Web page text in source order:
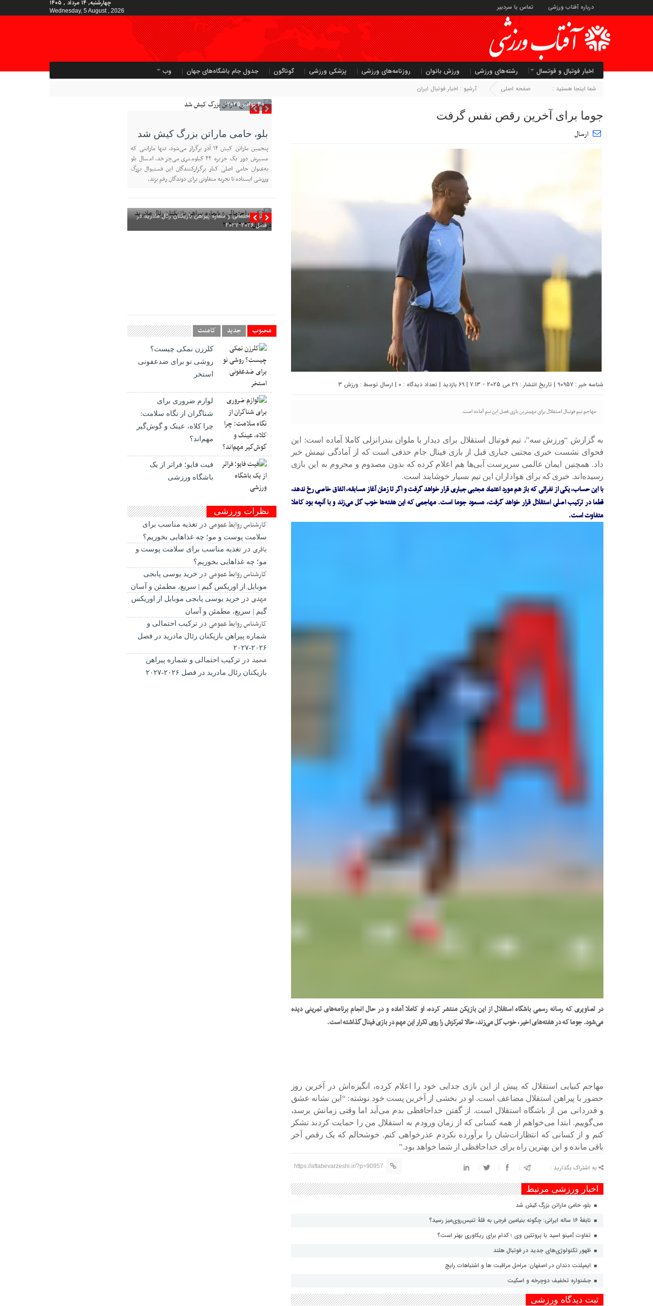
درباره آفتاب ورزشی تماس با سردبیر چهارشنبه, ۱۴ مرداد , ۱۴۰۵
Wednesday, 5 August , 2026
اخبار فوتبال و فوتسال رشته‌های ورزشی ورزش بانوان روزنامه‌های ورزشی پزشکی ورزشی گوناگون جدول جام باشگاه‌های جهان وب
شما اینجا هستید : صفحه اصلی آرشیو : اخبار فوتبال ایران
جوما برای آخرین رقص نفس گرفت
ارسال
شناسه خبر : 90957 | تاریخ انتشار : 29 می 2025 - 7:13 | 69 بازدید | تعداد دیدگاه : 0 | ارسال توسط : ورزش 3
مهاجم تیم فوتبال استقلال برای مهمترین بازی فصل این تیم آماده است.
به گزارش “ورزش سه”، تیم فوتبال استقلال برای دیدار با ملوان بندرانزلی کاملا آماده است: این
فحوای نشست خبری مجتبی جباری قبل از بازی فینال جام حذفی است که از آمادگی تیمش خبر
داد. همچنین ایمان عالمی سرپرست آبی‌ها هم اعلام کرده که بدون مصدوم و محروم به این بازی
رسیده‌اند. خبری که برای هواداران این تیم بسیار خوشایند است.
با این حساب، یکی از نفراتی که باز هم مورد اعتماد مجتبی جباری قرار خواهد گرفت و اگر تا زمان آغاز مسابقه، اتفاق خاصی رخ ندهد،
قطعا در ترکیب اصلی استقلال قرار خواهد گرفت، مسعود جوما است. مهاجمی که این هفته‌ها خوب گل می‌زند و با آنچه بود کاملا
متفاوت است.
در تصاویری که رسانه رسمی باشگاه استقلال از این بازیکن منتشر کرده، او کاملا آماده و در حال انجام برنامه‌های تمرینی دیده
می‌شود. جوما که در هفته‌های اخیر، خوب گل می‌زند، حالا تمرکزش را روی تکرار این مهم در بازی فینال گذاشته است.
مهاجم کنیایی استقلال که پیش از این بازی جدایی خود را اعلام کرده، انگیزه‌اش در آخرین روز
حضور با پیراهن استقلال مضاعف است. او در بخشی از آخرین پست خود نوشته: “این نشانه عشق
و قدردانی من از باشگاه استقلال است. از گفتن خداحافظی بدم می‌آید اما وقتی زمانش برسد،
می‌گوییم. ابتدا می‌خواهم از همه کسانی که از زمان ورودم به استقلال من را حمایت کردند تشکر
کنم و از کسانی که انتظارات‌شان را برآورده نکردم عذرخواهی کنم. خوشحالم که یک رقص آخر
باقی مانده و این بهترین راه برای خداحافظی از شما خواهد بود.”
به اشتراک بگذارید : https://aftabevarzeshi.ir/?p=90957
اخبار ورزشی مرتبط
بلو، حامی ماراتن بزرگ کیش شد
نابغهٔ ۱۶ ساله ایرانی: چگونه بنیامین فرجی به قلهٔ تنیس‌روی‌میز رسید؟
تفاوت آمینو اسید با پروتئین وی ؛ کدام برای ریکاوری بهتر است؟
ظهور تکنولوژی‌های جدید در فوتبال هلند
ایمپلنت دندان در اصفهان: مراحل مراقبت ها و اشتباهات رایج
جشنواره تخفیف دوچرخه‌ و اسکیت
ثبت دیدگاه ورزشی
30 نوامبر 2025
بلو، حامی ماراتن بزرگ کیش شد
پنجمین ماراتن کیش ۱۴ آذر برگزار می‌شود، تنها ماراتنی که
مسیرش دور یک جزیره ۴۲ کیلومتری می‌چرخد. امسال بلو
به‌عنوان حامی اصلی کنار برگزارکنندگان این فستیوال بزرگ
ورزشی ایستاده تا تجربه متفاوتی برای دوندگان رقم بزند.
ترکیب احتمالی و شماره پیراهن بازیکنان رئال مادرید در
فصل ۲۰۲۶-۲۰۲۷
محبوب جدید کامنت
کلرزن نمکی چیست؟
روشی نو برای ضدعفونی
استخر
لوازم ضروری برای
شناگران از نگاه سلامت:
چرا کلاه، عینک و گوش‌گیر
مهم‌اند؟
فیت ‌فایو؛ فراتر از یک
باشگاه ورزشی
نظرات ورزشی
کارشناس روابط عمومی درتغذیه مناسب برای
سلامت پوست و مو؛ چه غذاهایی بخوریم؟
باقری درتغذیه مناسب برای سلامت پوست و
مو؛ چه غذاهایی بخوریم؟
کارشناس روابط عمومی در
خرید یوسی پابجی
موبایل از اوریکس گیم | سریع، مطمئن و آسان
مهدی در
خرید یوسی پابجی موبایل از اوریکس
گیم | سریع، مطمئن و آسان
کارشناس روابط عمومی درترکیب احتمالی و
شماره پیراهن بازیکنان رئال مادرید در فصل
۲۰۲۶-۲۰۲۷
محمد درترکیب احتمالی و شماره پیراهن
بازیکنان رئال مادرید در فصل ۲۰۲۶-۲۰۲۷